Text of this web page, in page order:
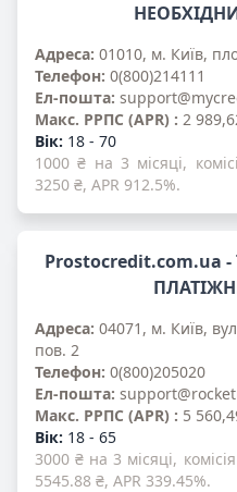
Адреса: 01010, м. Київ,
Телефон: 0(800)214111
Ел-пошта:
Mакс. PPПС (APR) : 2
Вік: 18 - 70
1000 ₴ на 3 місяці,
3250 ₴, APR 912.5%.
Prostocredit.com.ua
Адреса: 04071, м. Київ,
пов. 2
Телефон: 0(800)205020
Ел-пошта:
Mакс. PPПС (APR) : 5
Вік: 18 - 65
3000 ₴ на 3 місяці,
5545.88 ₴, APR 339.45%.